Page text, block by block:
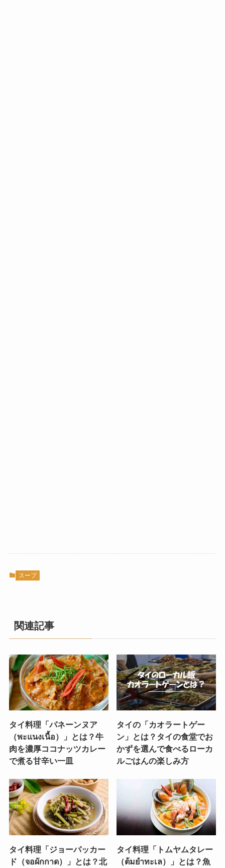
スープ
関連記事
タイ料理「パネーンヌア
（พะแนงเนื้อ）」とは？牛
肉を濃厚ココナッツカレー
で煮る甘辛い一皿
タイの「カオラートゲー
ン」とは？タイの食堂でお
かずを選んで食べるローカ
ルごはんの楽しみ方
タイ料理「ジョーパッカー
ド（จอผักกาด）」とは？北
タイ料理「トムヤムタレー
（ต้มยำทะเล）」とは？魚